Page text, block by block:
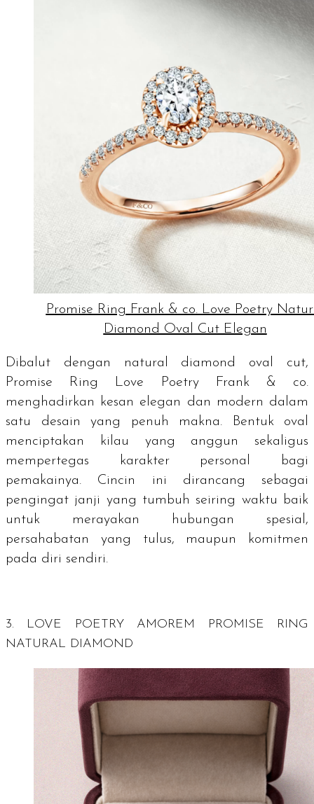
Promise Ring Frank & co. Love Poetry
Diamond Oval Cut Elegan
Dibalut dengan natural diamond oval cut,
Promise Ring Love Poetry Frank & co.
menghadirkan kesan elegan dan modern dalam
satu desain yang penuh makna. Bentuk oval
menciptakan kilau yang anggun sekaligus
mempertegas karakter personal bagi
pemakainya. Cincin ini dirancang sebagai
pengingat janji yang tumbuh seiring waktu baik
untuk merayakan hubungan spesial,
persahabatan yang tulus, maupun komitmen
pada diri sendiri.
3. LOVE POETRY AMOREM PROMISE RING
NATURAL DIAMOND